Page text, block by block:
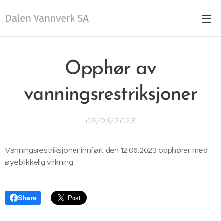
Dalen Vannverk SA
Opphør av
vanningsrestriksjoner
09/08/2023
Vanningsrestriksjoner innført den 12.06.2023 opphører med
øyeblikkelig virkning.
Share